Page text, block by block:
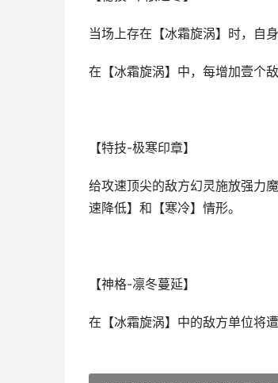
当场上存在【冰霜旋涡】时，自
在【冰霜旋涡】中，每增加壹个
【特技-极寒印章】
给攻速顶尖的敌方幻灵施放强力
速降低】和【寒冷】情形。
【神格-凛冬蔓延】
在【冰霜旋涡】中的敌方单位将